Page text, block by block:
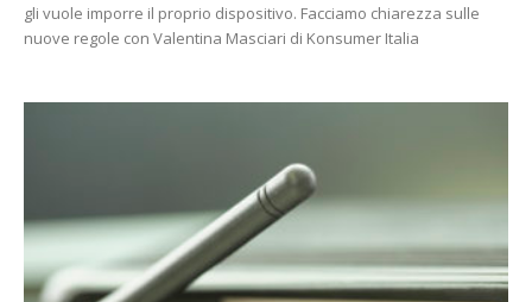
gli vuole imporre il proprio dispositivo. Facciamo chiarezza sulle
nuove regole con Valentina Masciari di Konsumer Italia